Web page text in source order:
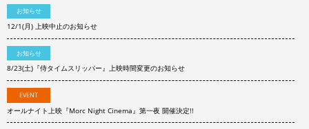
お知らせ
12/1(月) 上映中止のお知らせ
お知らせ
8/23(土)『侍タイムスリッパー』上映時間変更のお知らせ
EVENT
オールナイト上映『Morc Night Cinema』第一夜 開催決定!!